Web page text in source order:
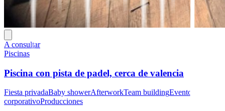
A consultar
Piscinas
Piscina con pista de padel, cerca de valencia
Fiesta privadaBaby showerAfterworkTeam buildingEvento
corporativoProducciones